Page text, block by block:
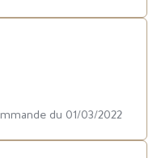
du 01/03/2022